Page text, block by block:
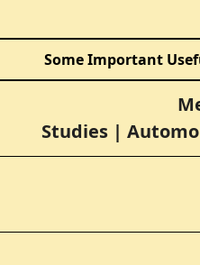
Some Important
Studies|